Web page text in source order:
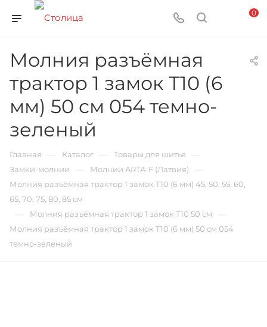
0
Молния разъёмная
трактор 1 замок Т10 (6
мм) 50 см 054 темно-
зеленый
Главная Каталог Товары для шитья
Замки-молнии Молнии ARTA-F (Латвия)
Молния разъёмная трактор 1 замок Т10 (6 мм) 45, 50, 55, 60,
65, 70, 75, 80, 85 см
Молния разъёмная трактор 1 замок Т10 50 см
Молния разъёмная трактор 1 замок Т10 (6 мм) 50 см 054
темно-зеленый